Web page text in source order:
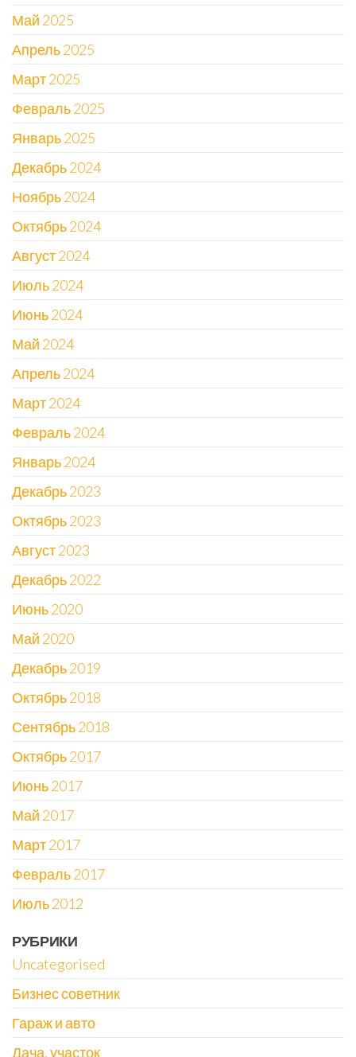
Май 2025
Апрель 2025
Март 2025
Февраль 2025
Январь 2025
Декабрь 2024
Ноябрь 2024
Октябрь 2024
Август 2024
Июль 2024
Июнь 2024
Май 2024
Апрель 2024
Март 2024
Февраль 2024
Январь 2024
Декабрь 2023
Октябрь 2023
Август 2023
Декабрь 2022
Июнь 2020
Май 2020
Декабрь 2019
Октябрь 2018
Сентябрь 2018
Октябрь 2017
Июнь 2017
Май 2017
Март 2017
Февраль 2017
Июль 2012
РУБРИКИ
Uncategorised
Бизнес советник
Гараж и авто
Дача, участок